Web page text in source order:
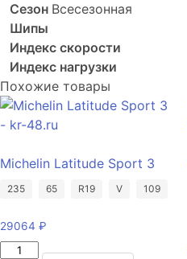
Сезон Всесезонная
Шипы
Индекс скорости
Индекс нагрузки
Похожие товары
Michelin Latitude Sport 3
235 65 R19 V 109
29064 ₽
Количество